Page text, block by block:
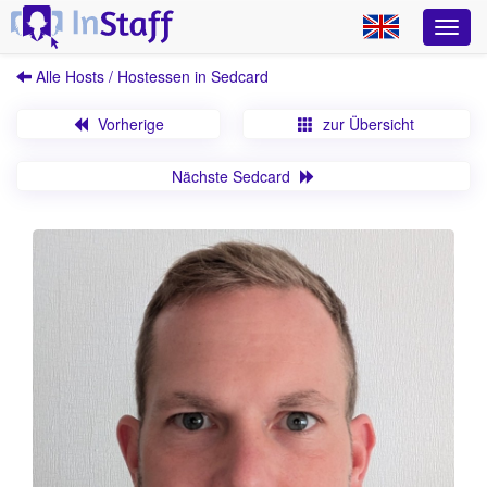
Alle Hosts / Hostessen in Sedcard
Vorherige zur Übersicht
Nächste Sedcard